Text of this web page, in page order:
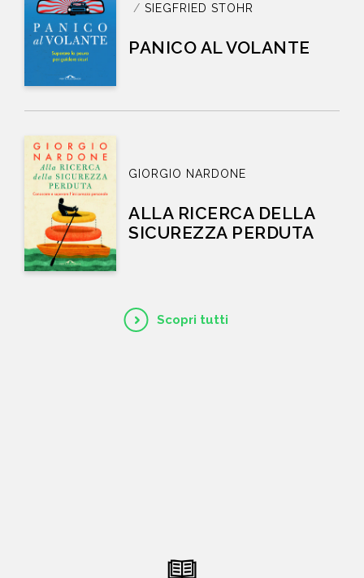
Scopri tutti
SIEGFRIED STOHR
PANICO AL VOLANTE
GIORGIO NARDONE
ALLA RICERCA DELLA
SICUREZZA PERDUTA